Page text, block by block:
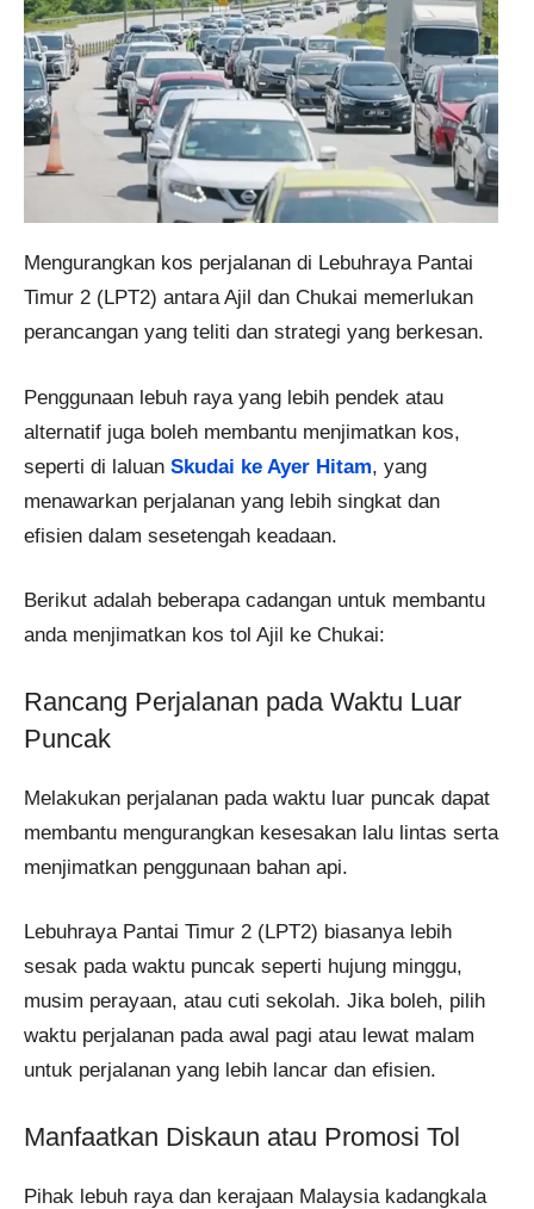
Mengurangkan kos perjalanan di Lebuhraya Pantai
Timur 2 (LPT2) antara Ajil dan Chukai memerlukan
perancangan yang teliti dan strategi yang berkesan.
Penggunaan lebuh raya yang lebih pendek atau
alternatif juga boleh membantu menjimatkan kos,
seperti di laluan Skudai ke Ayer Hitam, yang
menawarkan perjalanan yang lebih singkat dan
efisien dalam sesetengah keadaan.
Berikut adalah beberapa cadangan untuk membantu
anda menjimatkan kos tol Ajil ke Chukai:
Rancang Perjalanan pada Waktu Luar
Puncak
Melakukan perjalanan pada waktu luar puncak dapat
membantu mengurangkan kesesakan lalu lintas serta
menjimatkan penggunaan bahan api.
Lebuhraya Pantai Timur 2 (LPT2) biasanya lebih
sesak pada waktu puncak seperti hujung minggu,
musim perayaan, atau cuti sekolah. Jika boleh, pilih
waktu perjalanan pada awal pagi atau lewat malam
untuk perjalanan yang lebih lancar dan efisien.
Manfaatkan Diskaun atau Promosi Tol
Pihak lebuh raya dan kerajaan Malaysia kadangkala